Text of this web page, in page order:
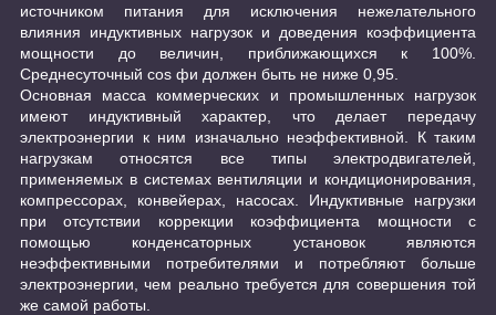
источником питания для исключения нежелательного
влияния индуктивных нагрузок и доведения коэффициента
мощности до величин, приближающихся к 100%.
Среднесуточный cos фи должен быть не ниже 0,95.
Основная масса коммерческих и промышленных нагрузок
имеют индуктивный характер, что делает передачу
электроэнергии к ним изначально неэффективной. К таким
нагрузкам относятся все типы электродвигателей,
применяемых в системах вентиляции и кондиционирования,
компрессорах, конвейерах, насосах. Индуктивные нагрузки
при отсутствии коррекции коэффициента мощности с
помощью конденсаторных установок являются
неэффективными потребителями и потребляют больше
электроэнергии, чем реально требуется для совершения той
же самой работы.